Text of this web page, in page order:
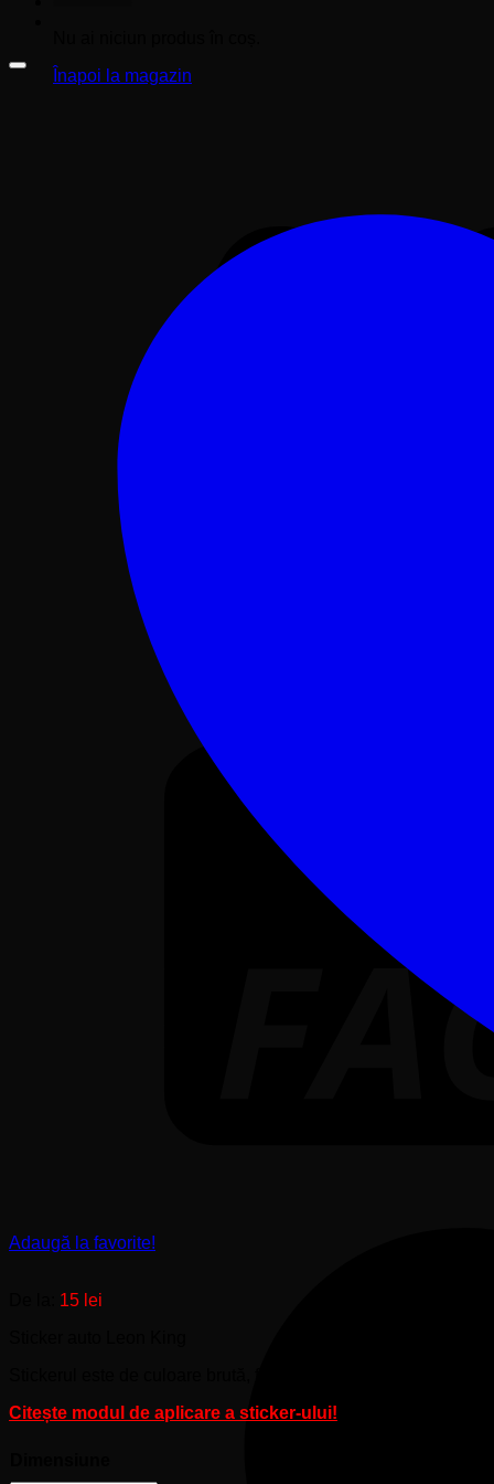
Înapoi la magazin
Adaugă la favorite!
15 lei
Citește modul de aplicare a sticker-ului!